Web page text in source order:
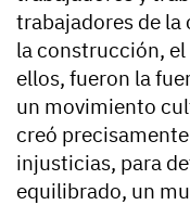
trabajadores de la
la construcción,
ellos, fueron la
un movimiento
creó
injusticias, para
equilibrado, un